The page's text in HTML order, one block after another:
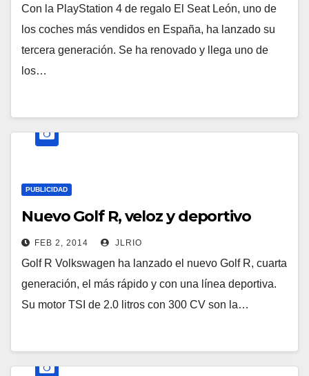
Con la PlayStation 4 de regalo El Seat León, uno de
los coches más vendidos en España, ha lanzado su
tercera generación. Se ha renovado y llega uno de
los…
PUBLICIDAD
Nuevo Golf R, veloz y deportivo
FEB 2, 2014 JLRIO
Golf R Volkswagen ha lanzado el nuevo Golf R, cuarta
generación, el más rápido y con una línea deportiva.
Su motor TSI de 2.0 litros con 300 CV son la…